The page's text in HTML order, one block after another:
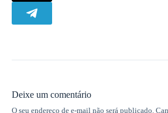
Deixe um comentário
O seu endereço de e-mail não será publicado.